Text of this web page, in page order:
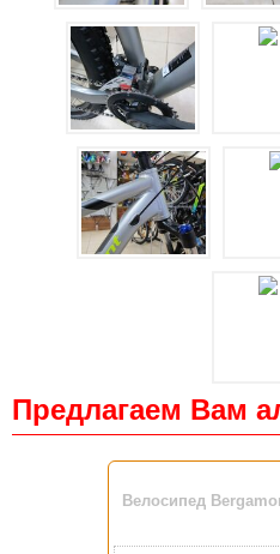
Предлагаем Вам
Велосипед